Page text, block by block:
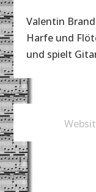
Valentin
Harfe und
und spielt